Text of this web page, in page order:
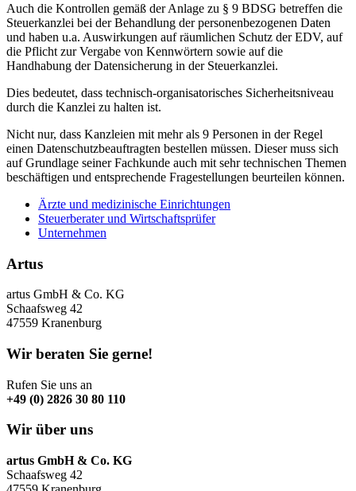
Auch die Kontrollen gemäß der Anlage zu § 9 BDSG betreffen die
Steuerkanzlei bei der Behandlung der personenbezogenen Daten
und haben u.a. Auswirkungen auf räumlichen Schutz der EDV, auf
die Pflicht zur Vergabe von Kennwörtern sowie auf die
Handhabung der Datensicherung in der Steuerkanzlei.
Dies bedeutet, dass technisch-organisatorisches Sicherheitsniveau
durch die Kanzlei zu halten ist.
Nicht nur, dass Kanzleien mit mehr als 9 Personen in der Regel
einen Datenschutzbeauftragten bestellen müssen. Dieser muss sich
auf Grundlage seiner Fachkunde auch mit sehr technischen Themen
beschäftigen und entsprechende Fragestellungen beurteilen können.
Ärzte und medizinische Einrichtungen
Steuerberater und Wirtschaftsprüfer
Unternehmen
Artus
artus GmbH & Co. KG
Schaafsweg 42
47559 Kranenburg
Wir beraten Sie gerne!
Rufen Sie uns an
+49 (0) 2826 30 80 110
Wir über uns
artus GmbH & Co. KG
Schaafsweg 42